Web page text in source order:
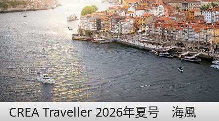
CREA Traveller 2026年夏号 海風